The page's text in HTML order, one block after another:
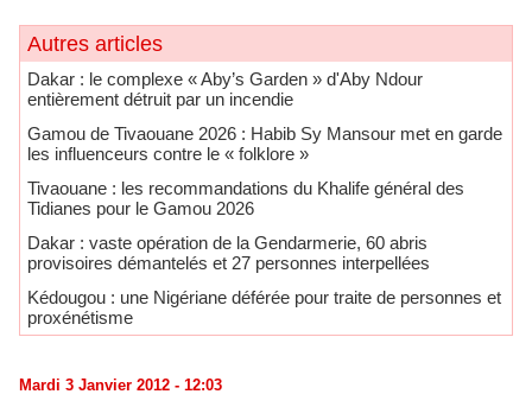
Autres articles
Dakar : le complexe « Aby’s Garden » d'Aby Ndour
entièrement détruit par un incendie
Gamou de Tivaouane 2026 : Habib Sy Mansour met en garde
les influenceurs contre le « folklore »
Tivaouane : les recommandations du Khalife général des
Tidianes pour le Gamou 2026
Dakar : vaste opération de la Gendarmerie, 60 abris
provisoires démantelés et 27 personnes interpellées
Kédougou : une Nigériane déférée pour traite de personnes et
proxénétisme
Mardi 3 Janvier 2012 - 12:03